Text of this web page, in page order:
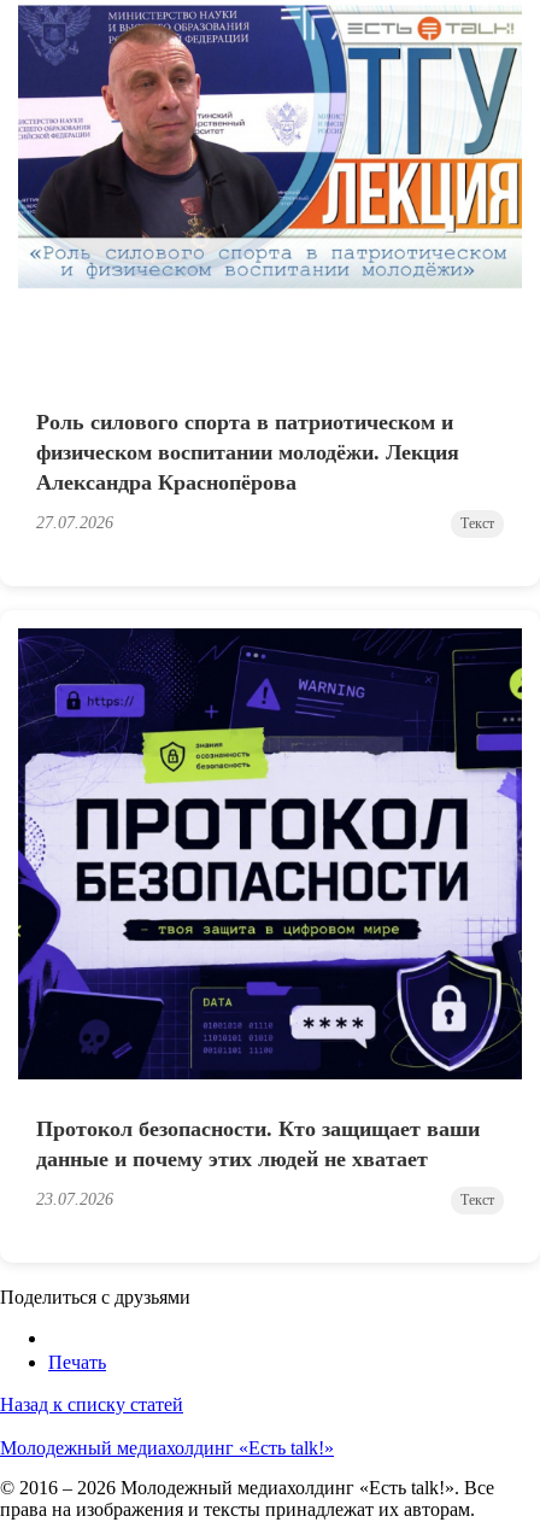
Роль силового спорта в патриотическом и
физическом воспитании молодёжи. Лекция
Александра Краснопёрова
27.07.2026 Текст
Протокол безопасности. Кто защищает ваши
данные и почему этих людей не хватает
23.07.2026 Текст
Поделиться с друзьями
Печать
Назад к списку статей
Молодежный медиахолдинг «Есть talk!»
© 2016 – 2026 Молодежный медиахолдинг «Есть talk!». Все
права на изображения и тексты принадлежат их авторам.